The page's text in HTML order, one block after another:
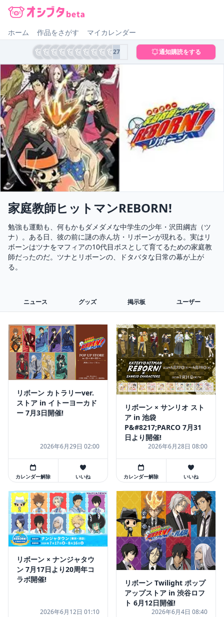
ホーム 作品をさがす マイカレンダー
27 通知購読をする
家庭教師ヒットマンREBORN!
勉強も運動も、何もかもダメダメな中学生の少年・沢田綱吉（ツ
ナ）。ある日、彼の前に謎の赤ん坊・リボーンが現れる。実はリ
ボーンはツナをマフィアの10代目ボスとして育てるための家庭教
師だったのだ。ツナとリボーンの、ドタバタな日常の幕が上が
る。
ニュース グッズ 掲示板 ユーザー
リボーン カトラリーver.
ストア in イトーヨーカド
ー 7月3日開催!
2026年6月29日 02:00
カレンダー解除 いいね
リボーン × サンリオ スト
ア in 池袋
P&#8217;PARCO 7月31
日より開催!
2026年6月28日 08:00
カレンダー解除 いいね
リボーン × ナンジャタウ
ン 7月17日より20周年コ
ラボ開催!
2026年6月12日 01:10
リボーン Twilight ポップ
アップストア in 渋谷ロフ
ト 6月12日開催!
2026年6月4日 08:40